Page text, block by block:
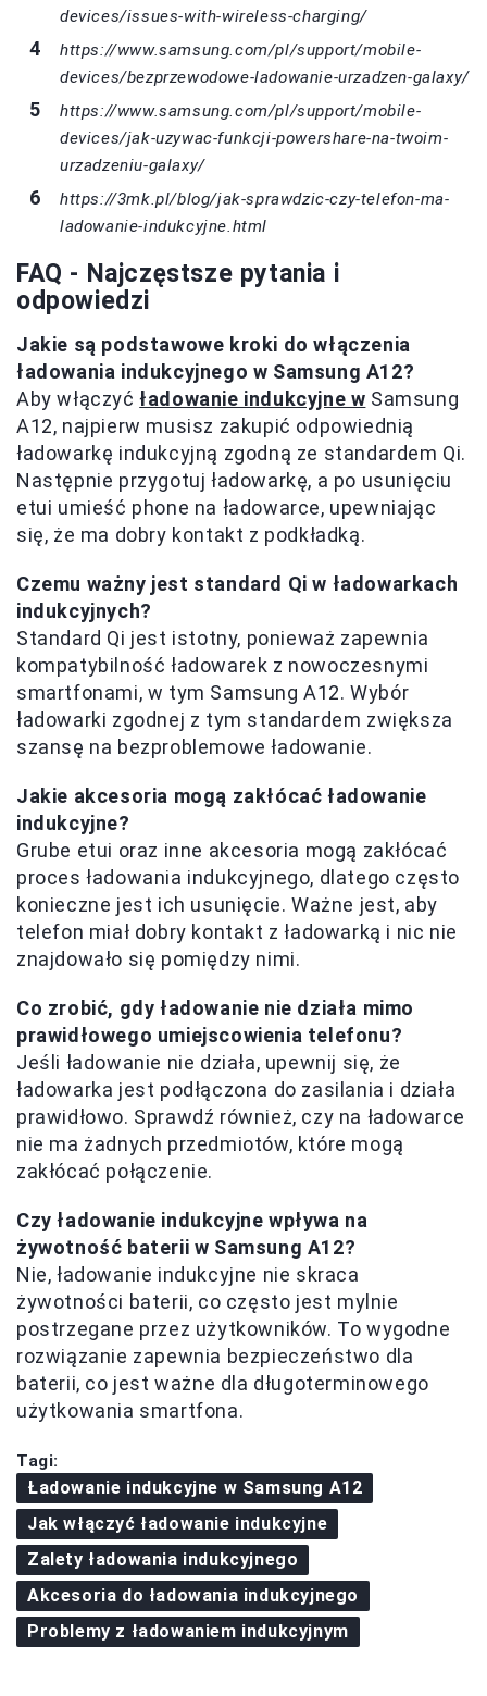
devices/issues-with-wireless-charging/
https://www.samsung.com/pl/support/mobile-
devices/bezprzewodowe-ladowanie-urzadzen-galaxy/
https://www.samsung.com/pl/support/mobile-
devices/jak-uzywac-funkcji-powershare-na-twoim-
urzadzeniu-galaxy/
https://3mk.pl/blog/jak-sprawdzic-czy-telefon-ma-
ladowanie-indukcyjne.html
FAQ - Najczęstsze pytania i
odpowiedzi
Jakie są podstawowe kroki do włączenia
ładowania indukcyjnego w Samsung A12?
Aby włączyćładowanie indukcyjne w Samsung
A12, najpierw musisz zakupić odpowiednią
ładowarkę indukcyjną zgodną ze standardem Qi.
Następnie przygotuj ładowarkę, a po usunięciu
etui umieść phone na ładowarce, upewniając
się, że ma dobry kontakt z podkładką.
Czemu ważny jest standard Qi w ładowarkach
indukcyjnych?
Standard Qi jest istotny, ponieważ zapewnia
kompatybilność ładowarek z nowoczesnymi
smartfonami, w tym Samsung A12. Wybór
ładowarki zgodnej z tym standardem zwiększa
szansę na bezproblemowe ładowanie.
Jakie akcesoria mogą zakłócać ładowanie
indukcyjne?
Grube etui oraz inne akcesoria mogą zakłócać
proces ładowania indukcyjnego, dlatego często
konieczne jest ich usunięcie. Ważne jest, aby
telefon miał dobry kontakt z ładowarką i nic nie
znajdowało się pomiędzy nimi.
Co zrobić, gdy ładowanie nie działa mimo
prawidłowego umiejscowienia telefonu?
Jeśli ładowanie nie działa, upewnij się, że
ładowarka jest podłączona do zasilania i działa
prawidłowo. Sprawdź również, czy na ładowarce
nie ma żadnych przedmiotów, które mogą
zakłócać połączenie.
Czy ładowanie indukcyjne wpływa na
żywotność baterii w Samsung A12?
Nie, ładowanie indukcyjne nie skraca
żywotności baterii, co często jest mylnie
postrzegane przez użytkowników. To wygodne
rozwiązanie zapewnia bezpieczeństwo dla
baterii, co jest ważne dla długoterminowego
użytkowania smartfona.
Tagi:
Ładowanie indukcyjne w Samsung A12
Jak włączyć ładowanie indukcyjne
Zalety ładowania indukcyjnego
Akcesoria do ładowania indukcyjnego
Problemy z ładowaniem indukcyjnym